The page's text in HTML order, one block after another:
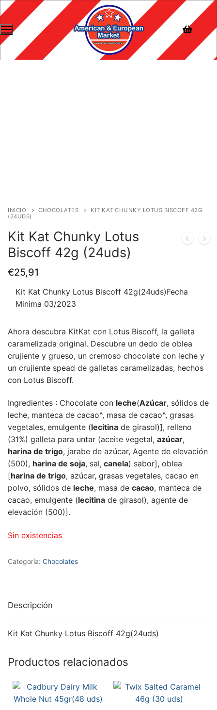
INICIO CHOCOLATES
KIT KAT CHUNKY LOTUS BISCOFF 42G
(24UDS)
Kit Kat Chunky Lotus
Biscoff 42g (24uds)
€25,91
Kit Kat Chunky Lotus Biscoff 42g(24uds)Fecha
Minima 03/2023
Ahora descubra KitKat con Lotus Biscoff, la galleta
caramelizada original. Descubre un dedo de oblea
crujiente y grueso, un cremoso chocolate con leche y
un crujiente spead de galletas caramelizadas, hechos
con Lotus Biscoff.
Ingredientes : Chocolate con leche(Azúcar, sólidos de
leche, manteca de cacao^, masa de cacao^, grasas
vegetales, emulgente (lecitina de girasol)], relleno
(31%) galleta para untar (aceite vegetal, azúcar,
harina de trigo, jarabe de azúcar, Agente de elevación
(500), harina de soja, sal, canela) sabor], oblea
[harina de trigo, azúcar, grasas vegetales, cacao en
polvo, sólidos de leche, masa de cacao, manteca de
cacao, emulgente (lecitina de girasol), agente de
elevación (500)].
Sin existencias
Categoría: Chocolates
Descripción
Kit Kat Chunky Lotus Biscoff 42g(24uds)
Productos relacionados